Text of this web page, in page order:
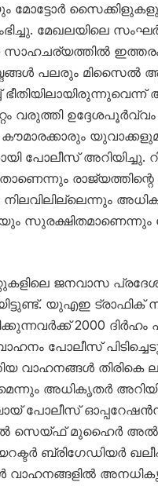
മോട്ടോർ
മേഖലയിലെ
സാഹചര്യത്തിൽ
പലരും
വരുത്തി
അറിയിച്ചു.
ജനവാസ
യുഎഇ ട്രാഫിക്
2000 ദിർഹം
പോലീസ്
വാഹനങ്ങൾ തിരികെ
അധികൃതർ
പോലീസ്
സെയ്ഫ് മുഹൈർ അൽ
ബ്രിഗേഡിയർ